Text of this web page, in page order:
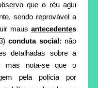
que o réu agiu
sendo reprovável a
maus antecedentes
conduta social: não
detalhadas sobre a
mas nota-se que o
pela polícia por